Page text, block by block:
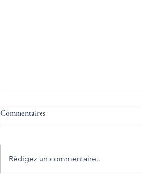
Commentaires
Rédigez un commentaire...